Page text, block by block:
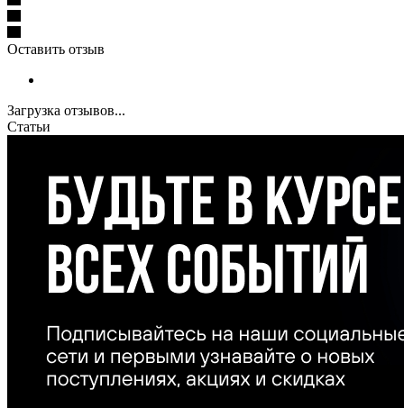
Оставить отзыв
Загрузка отзывов...
Статьи